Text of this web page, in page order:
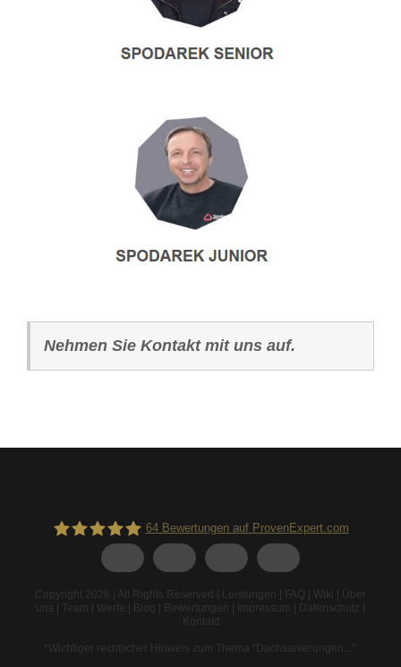
Nehmen Sie Kontakt mit uns auf.
64Bewertungen auf ProvenExpert.com
Copyright 2026 | All Rights Reserved | Leistungen FAQ Wiki
Über
uns
Team Werte Blog Bewertungen Impressum Datenschutz
Kontakt
*Wichtiger rechtlicher Hinweis zum Thema “Dachsanierungen...” .